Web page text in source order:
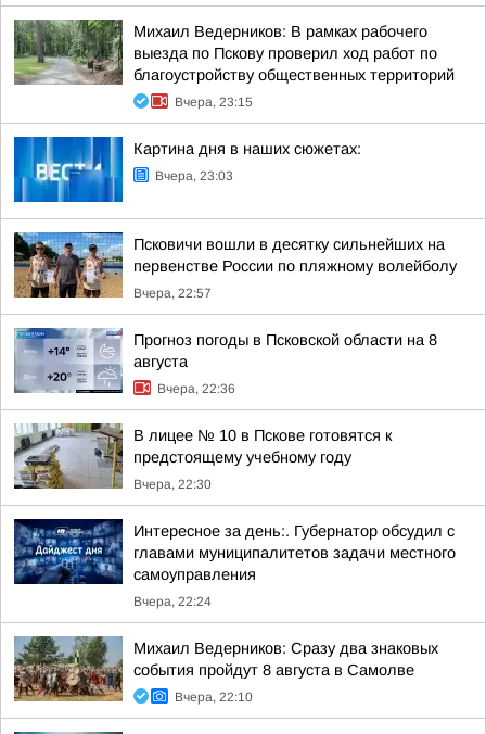
Михаил Ведерников: В рамках рабочего
выезда по Пскову проверил ход работ по
благоустройству общественных территорий
Вчера, 23:15
Картина дня в наших сюжетах:
Вчера, 23:03
Псковичи вошли в десятку сильнейших на
первенстве России по пляжному волейболу
Вчера, 22:57
Прогноз погоды в Псковской области на 8
августа
Вчера, 22:36
В лицее № 10 в Пскове готовятся к
предстоящему учебному году
Вчера, 22:30
Интересное за день:. Губернатор обсудил с
главами муниципалитетов задачи местного
самоуправления
Вчера, 22:24
Михаил Ведерников: Сразу два знаковых
события пройдут 8 августа в Самолве
Вчера, 22:10